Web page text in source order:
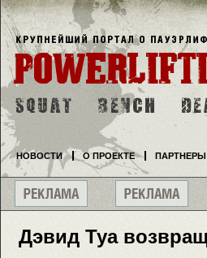
Дэвид Туа
НОВОСТИ О ПРОЕКТЕ ПАРТНЕРЫ